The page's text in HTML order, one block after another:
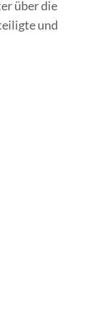
über die
und